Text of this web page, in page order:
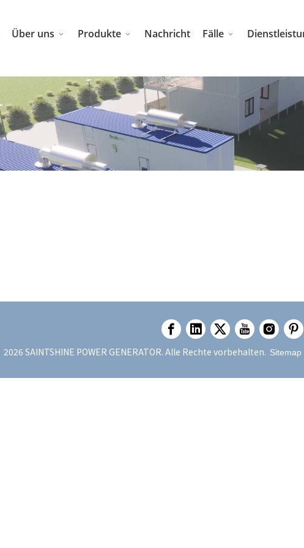
Über uns Produkte Nachricht Fälle
2026 SAINTSHINE POWER GENERATOR. Alle Rechte vorbehalten. Sitemap